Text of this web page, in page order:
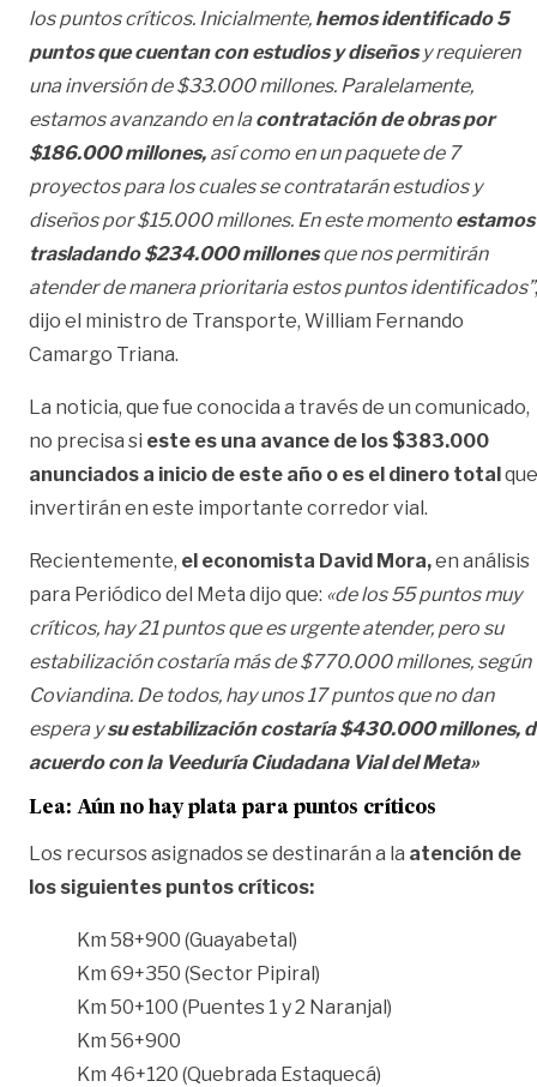
los puntos críticos. Inicialmente, hemos identificado 5
puntos que cuentan con estudios y diseñosy requieren
una inversión de $33.000 millones. Paralelamente,
estamos avanzando en lacontratación de obras por
$186.000 millones, así como en un paquete de 7
proyectos para los cuales se contratarán estudios y
diseños por $15.000 millones. En este momento estamos
trasladando $234.000 millonesque nos permitirán
atender de manera prioritaria estos puntos identificados”,
dijo el ministro de Transporte, William Fernando
Camargo Triana.
La noticia, que fue conocida a través de un comunicado,
no precisa si este es una avance de los $383.000
anunciados a inicio de este año o es el dinero totalque
invertirán en este importante corredor vial.
Recientemente, el economista David Mora,en análisis
para Periódico del Meta dijo que: «de los 55 puntos muy
críticos, hay 21 puntos que es urgente atender, pero su
estabilización costaría más de $770.000 millones, según
Coviandina. De todos, hay unos 17 puntos que no dan
espera ysu estabilización costaría $430.000 millones,
acuerdo con la Veeduría Ciudadana Vial del Meta»
Lea: Aún no hay plata para puntos críticos
Los recursos asignados se destinarán a la atención de
los siguientes puntos críticos:
Km 58+900 (Guayabetal)
Km 69+350 (Sector Pipiral)
Km 50+100 (Puentes 1 y 2 Naranjal)
Km 56+900
Km 46+120 (Quebrada Estaquecá)